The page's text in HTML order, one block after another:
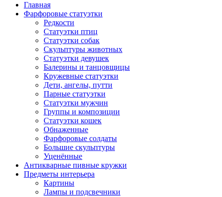
Главная
Фарфоровые статуэтки
Редкости
Cтатуэтки птиц
Cтатуэтки собак
Скульптуры животных
Статуэтки девушек
Балерины и танцовщицы
Кружевные статуэтки
Дети, ангелы, путти
Парные статуэтки
Статуэтки мужчин
Группы и композиции
Статуэтки кошек
Обнаженные
Фарфоровые солдаты
Большие скульптуры
Уценённые
Антикварные пивные кружки
Предметы интерьера
Картины
Лампы и подсвечники